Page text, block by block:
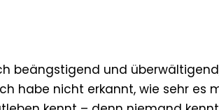
beängstigend und
habe nicht erkannt, wie sehr es